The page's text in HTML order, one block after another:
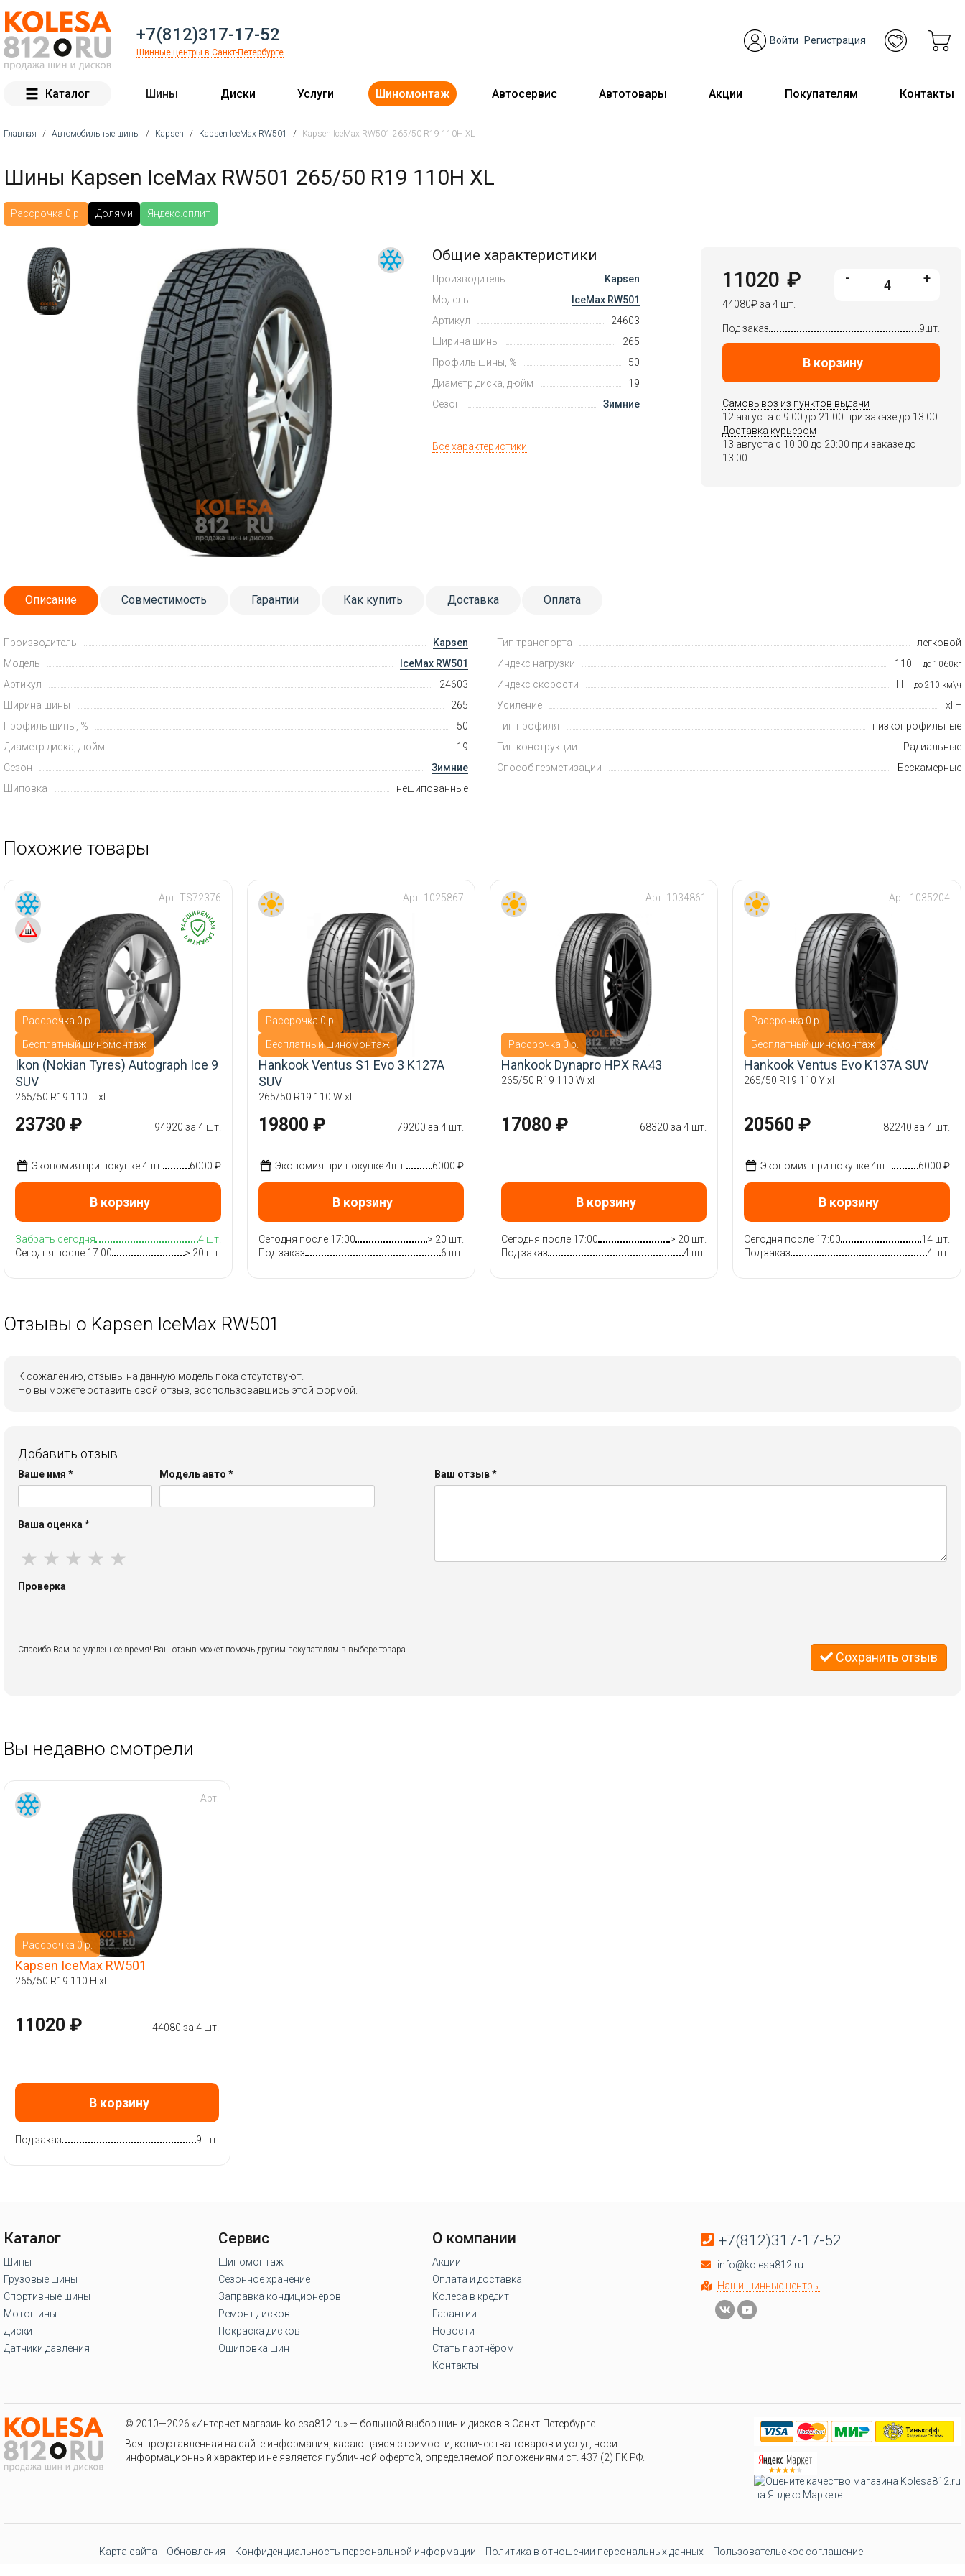
+7(812)317-17-52
Шинные центры в Санкт-Петербурге
Войти Регистрация
Каталог Шины Диски Услуги Шиномонтаж Автосервис Автотовары Акции Покупателям Контакты
Главная / Автомобильные шины / Kapsen / Kapsen IceMax RW501 / Kapsen IceMax RW501 265/50 R19 110H XL
Шины Kapsen IceMax RW501 265/50 R19 110H XL
Рассрочка 0 р. Долями Яндекс.сплит
Общие характеристики
Производитель
Kapsen
Модель
IceMax RW501
Артикул
24603
Ширина шины
265
Профиль шины, %
50
Диаметр диска, дюйм
19
Сезон
Зимние
Все характеристики
11020 ₽
44080₽за 4 шт.
- +
Под заказ 9шт.
В корзину
Самовывоз из пунктов выдачи
12 августа c 9:00 до 21:00 при заказе до 13:00
Доставка курьером
13 августа c 10:00 до 20:00 при заказе до
13:00
Описание Совместимость Гарантии Как купить Доставка Оплата
Производитель
Kapsen
Модель
IceMax RW501
Артикул
24603
Ширина шины
265
Профиль шины, %
50
Диаметр диска, дюйм
19
Сезон
Зимние
Шиповка
нешипованные
Тип транспорта
легковой
Индекс нагрузки
110 – до 1060кг
Индекс скорости H – до 210 км\ч
Усиление
xl –
Тип профиля
низкопрофильные
Тип конструкции
Радиальные
Способ герметизации
Бескамерные
Похожие товары
Рассрочка 0 р.
Бесплатный шиномонтаж
Арт: TS72376
Ikon (Nokian Tyres) Autograph Ice 9
SUV
265/50 R19 110 T xl
23730 ₽ 94920 за 4 шт.
Экономия при покупке 4шт. 6000 ₽
В корзину
Забрать сегодня
4 шт.
Сегодня после 17:00
> 20 шт.
Рассрочка 0 р.
Бесплатный шиномонтаж
Арт: 1025867
Hankook Ventus S1 Evo 3 K127A
SUV
265/50 R19 110 W xl
19800 ₽ 79200 за 4 шт.
Экономия при покупке 4шт. 6000 ₽
В корзину
Сегодня после 17:00
> 20 шт.
Под заказ
6 шт.
Рассрочка 0 р.
Арт: 1034861
Hankook Dynapro HPX RA43
265/50 R19 110 W xl
17080 ₽ 68320 за 4 шт.
В корзину
Сегодня после 17:00
> 20 шт.
Под заказ
4 шт.
Рассрочка 0 р.
Бесплатный шиномонтаж
Арт: 1035204
Hankook Ventus Evo K137A SUV
265/50 R19 110 Y xl
20560 ₽ 82240 за 4 шт.
Экономия при покупке 4шт. 6000 ₽
В корзину
Сегодня после 17:00
14 шт.
Под заказ
4 шт.
Отзывы о Kapsen IceMax RW501
К сожалению, отзывы на данную модель пока отсутствуют.
Но вы можете оставить свой отзыв, воспользовавшись этой формой.
Добавить отзыв
Ваше имя * Модель авто*
Ваша оценка *
★ ★ ★ ★ ★
Ваш отзыв*
Проверка
Спасибо Вам за уделенное время! Ваш отзыв может помочь другим покупателям в выборе товара. Сохранить отзыв
Вы недавно смотрели
Рассрочка 0 р.
Арт:
Kapsen IceMax RW501
265/50 R19 110 H xl
11020 ₽ 44080 за 4 шт.
В корзину
Под заказ 9 шт.
Каталог
Шины
Грузовые шины
Спортивные шины
Мотошины
Диски
Датчики давления
Сервис
Шиномонтаж
Сезонное хранение
Заправка кондиционеров
Ремонт дисков
Покраска дисков
Ошиповка шин
О компании
Акции
Оплата и доставка
Колеса в кредит
Гарантии
Новости
Стать партнёром
Контакты
+7(812)317-17-52
info@kolesa812.ru
Наши шинные центры
© 2010—2026 «Интернет-магазин kolesa812.ru» — большой выбор шин и дисков в Санкт-Петербурге
Вся представленная на сайте информация, касающаяся стоимости, количества товаров и услуг, носит
информационный характер и не является публичной офертой, определяемой положениями ст. 437 (2) ГК РФ.
Карта сайта Обновления Конфиденциальность персональной информации Политика в отношении персональных данных Пользовательское соглашение